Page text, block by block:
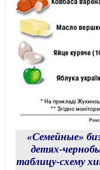
«Семейные»
детях-
таблицу-схему